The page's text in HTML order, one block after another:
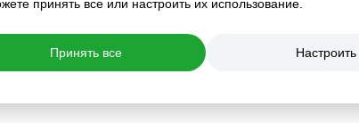
принять все или настроить их использование.
Принять все Настроить